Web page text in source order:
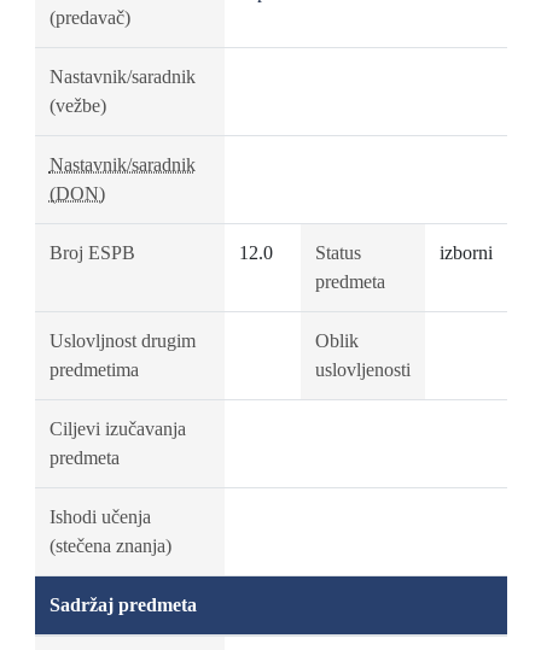
(predavač)
Nastavnik/saradnik
(vežbe)
Nastavnik/saradnik
(DON)
Broj ESPB 12.0
Status
predmeta
izborni
Uslovljnost drugim
predmetima
Oblik
uslovljenosti
Ciljevi izučavanja
predmeta
Ishodi učenja
(stečena znanja)
Sadržaj predmeta